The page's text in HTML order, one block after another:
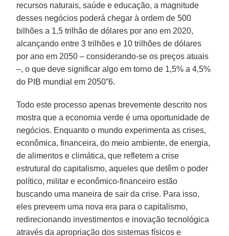
recursos naturais, saúde e educação, a magnitude
desses negócios poderá chegar à ordem de 500
bilhões a 1,5 trilhão de dólares por ano em 2020,
alcançando entre 3 trilhões e 10 trilhões de dólares
por ano em 2050 – considerando-se os preços atuais
–, o que deve significar algo em torno de 1,5% a 4,5%
do PIB mundial em 2050”6.
Todo este processo apenas brevemente descrito nos
mostra que a economia verde é uma oportunidade de
negócios. Enquanto o mundo experimenta as crises,
econômica, financeira, do meio ambiente, de energia,
de alimentos e climática, que refletem a crise
estrutural do capitalismo, aqueles que detêm o poder
político, militar e econômico-financeiro estão
buscando uma maneira de sair da crise. Para isso,
eles preveem uma nova era para o capitalismo,
redirecionando investimentos e inovação tecnológica
através da apropriação dos sistemas físicos e